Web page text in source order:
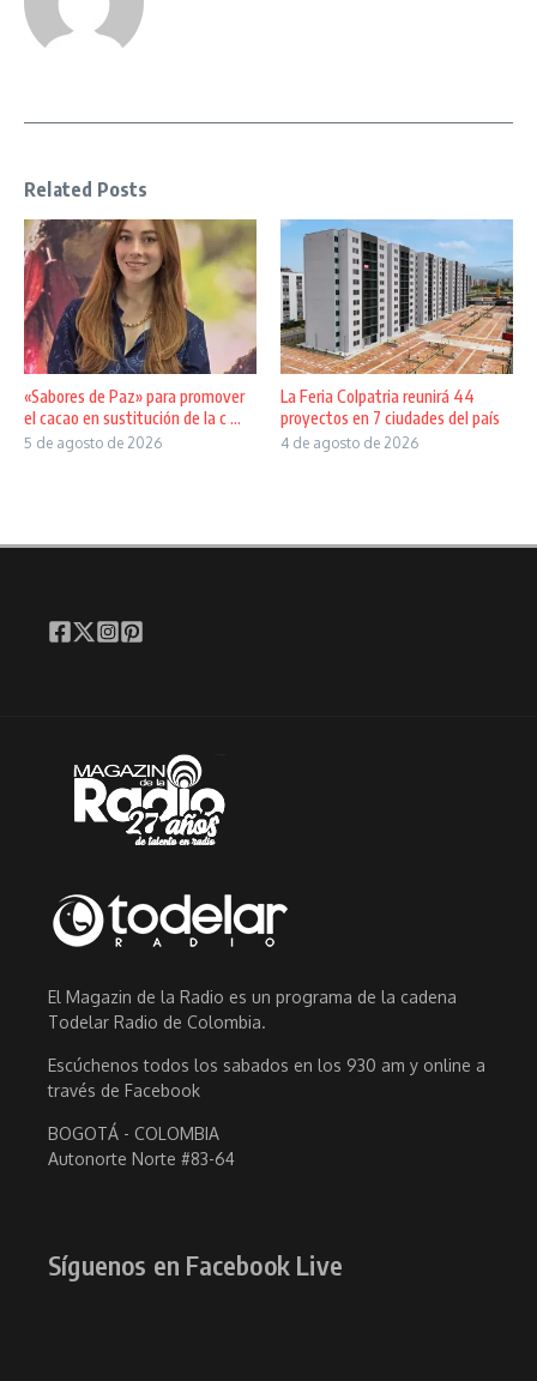
Related Posts
«Sabores de Paz» para promover
el cacao en sustitución de la c ...
5 de agosto de 2026
La Feria Colpatria reunirá 44
proyectos en 7 ciudades del país
4 de agosto de 2026
El Magazin de la Radio es un programa de la cadena
Todelar Radio de Colombia.
Escúchenos todos los sabados en los 930 am y online a
través de Facebook
BOGOTÁ - COLOMBIA
Autonorte Norte #83-64
Síguenos en Facebook Live